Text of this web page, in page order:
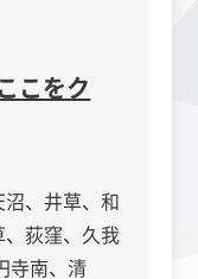
こをク
、井草、和
荻窪、久我
寺南、清